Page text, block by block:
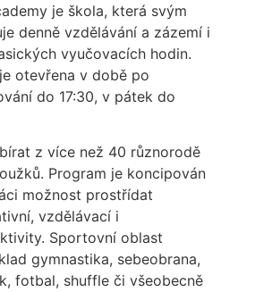
je škola, která svým
denně vzdělávání a zázemí i
vyučovacích hodin.
otevřena v době po
do 17:30, v pátek do
z více než 40 různorodě
Program je koncipován
možnost prostřídat
vzdělávací i
Sportovní oblast
gymnastika, sebeobrana,
fotbal, shuffle či všeobecně